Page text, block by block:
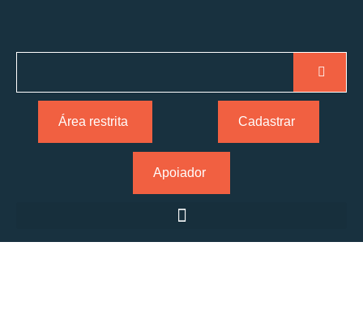
Área restrita Cadastrar
Apoiador